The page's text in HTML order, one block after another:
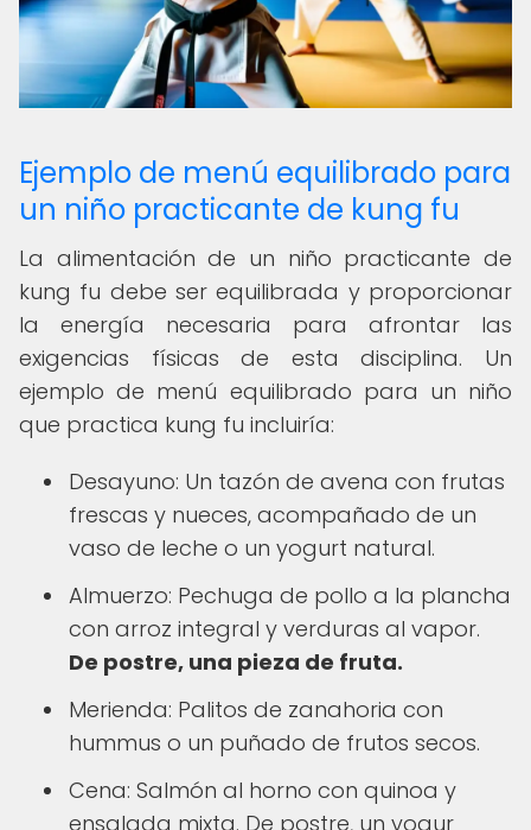
Ejemplo de menú equilibrado para
un niño practicante de kung fu
La alimentación de un niño practicante de
kung fu debe ser equilibrada y proporcionar
la energía necesaria para afrontar las
exigencias físicas de esta disciplina. Un
ejemplo de menú equilibrado para un niño
que practica kung fu incluiría:
Desayuno: Un tazón de avena con frutas
frescas y nueces, acompañado de un
vaso de leche o un yogurt natural.
Almuerzo: Pechuga de pollo a la plancha
con arroz integral y verduras al vapor.
De postre, una pieza de fruta.
Merienda: Palitos de zanahoria con
hummus o un puñado de frutos secos.
Cena: Salmón al horno con quinoa y
ensalada mixta. De postre, un yogur